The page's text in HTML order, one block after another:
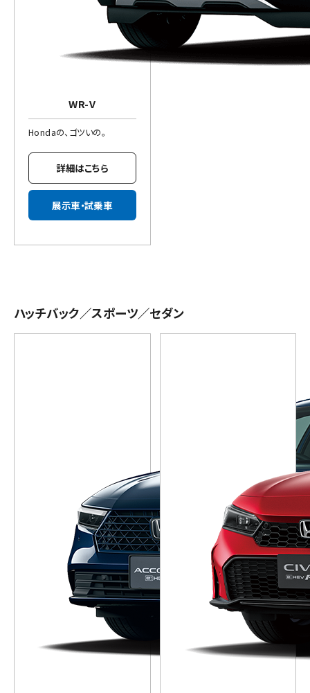
WR-V
Hondaの、ゴツいの。
詳細はこちら
展示車・試乗車
ハッチバック／スポーツ／セダン